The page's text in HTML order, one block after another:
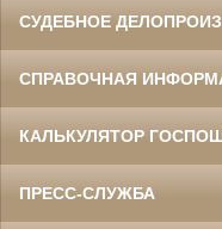
СУДЕБНОЕ
СПРАВОЧНАЯ
КАЛЬКУЛЯТОР
ПРЕСС-СЛУЖБА